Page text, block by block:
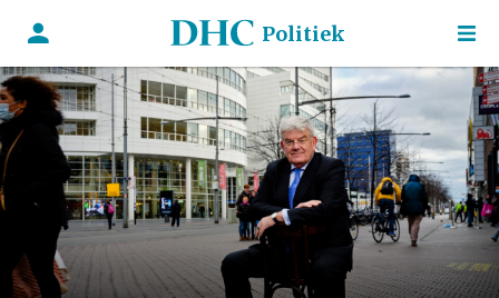
Politiek